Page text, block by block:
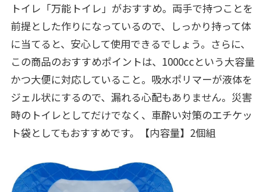
トイレ「万能トイレ」がおすすめ。両手で持つことを
前提とした作りになっているので、しっかり持って体
に当てると、安心して使用できるでしょう。さらに、
この商品のおすすめポイントは、1000ccという大容量
かつ大便に対応していること。吸水ポリマーが液体を
ジェル状にするので、漏れる心配もありません。災害
時のトイレとしてだけでなく、車酔い対策のエチケッ
ト袋としてもおすすめです。【内容量】2個組